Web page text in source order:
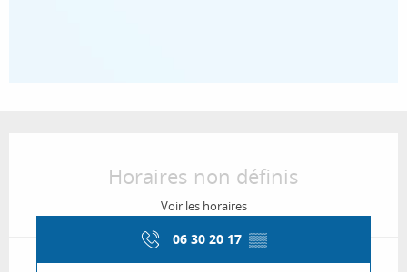
Horaires non définis
Voir les horaires
06 30 20 17 ▒▒